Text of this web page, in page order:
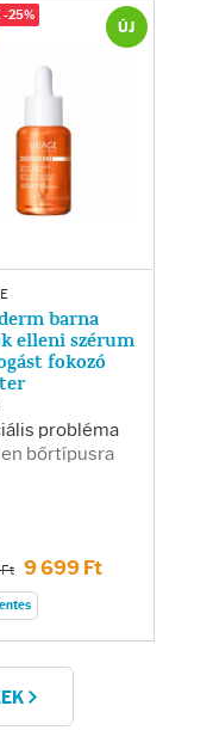
barna
elleni szérum
fokozó
probléma
bőrtípusra
Ft 9 699 Ft
-25%
ÚJ